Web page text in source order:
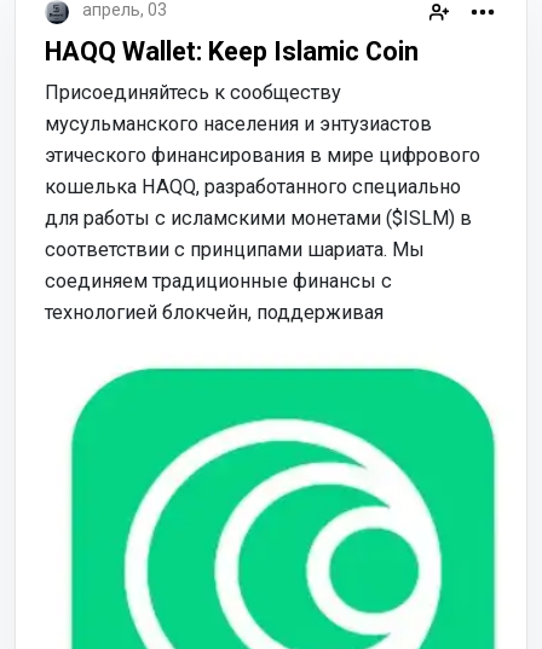
апрель, 03
HAQQ Wallet: Keep Islamic Coin
Присоединяйтесь к сообществу
мусульманского населения и энтузиастов
этического финансирования в мире цифрового
кошелька HAQQ, разработанного специально
для работы с исламскими монетами ($ISLM) в
соответствии с принципами шариата. Мы
соединяем традиционные финансы с
технологией блокчейн, поддерживая